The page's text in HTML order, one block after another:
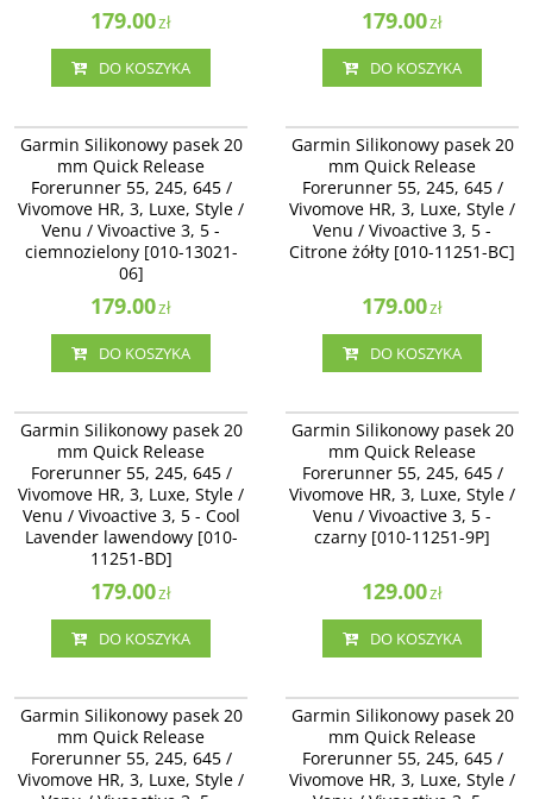
179.00zł
DO KOSZYKA
179.00zł
DO KOSZYKA
Garmin Silikonowy pasek 20 mm
Quick Release Forerunner 55, 245,
645 / Vivomove HR, 3, Luxe, Style /
Venu / Vivoactive 3 - ciemnozielony
[010-13021-06]
Garmin Silikonowy pasek 20
mm Quick Release
Forerunner 55, 245, 645 /
Vivomove HR, 3, Luxe, Style /
Venu / Vivoactive 3, 5 -
ciemnozielony [010-13021-
06]
179.00zł
DO KOSZYKA
Garmin Silikonowy pasek 20 mm
Quick Release Forerunner 55, 245,
645 / Vivomove HR, 3, Luxe, Style /
Venu / Vivoactive 3, 5 - Citrone
żółty [010-11251-BC]
Garmin Silikonowy pasek 20
mm Quick Release
Forerunner 55, 245, 645 /
Vivomove HR, 3, Luxe, Style /
Venu / Vivoactive 3, 5 -
Citrone żółty [010-11251-BC]
179.00zł
DO KOSZYKA
Garmin Silikonowy pasek 20 mm
Quick Release Forerunner 55, 245,
645 / Vivomove HR, 3, Luxe, Style /
Venu / Vivoactive 3, 5 - Cool
Lavender lawendowy [010-11251-
BD]
Garmin Silikonowy pasek 20
mm Quick Release
Forerunner 55, 245, 645 /
Vivomove HR, 3, Luxe, Style /
Venu / Vivoactive 3, 5 - Cool
Lavender lawendowy [010-
11251-BD]
179.00zł
DO KOSZYKA
Garmin Silikonowy pasek 20 mm
Quick Release Forerunner 55, 245,
645 / Vivomove HR, 3, Luxe, Style /
Venu / Vivoactive 3 - czarny [010-
11251-9P]
Garmin Silikonowy pasek 20
mm Quick Release
Forerunner 55, 245, 645 /
Vivomove HR, 3, Luxe, Style /
Venu / Vivoactive 3, 5 -
czarny [010-11251-9P]
129.00zł
DO KOSZYKA
Garmin Silikonowy pasek 20 mm
Quick Release Forerunner 55, 245,
645 / Vivomove HR, 3, Luxe, Style /
Venu / Vivoactive 3, 5 - czarny [010-
11251-BA]
Garmin Silikonowy pasek 20
mm Quick Release
Forerunner 55, 245, 645 /
Vivomove HR, 3, Luxe, Style /
Garmin Silikonowy pasek 20 mm
Quick Release Forerunner 55, 245,
645 / Vivomove HR, 3, Luxe, Style /
Venu / Vivoactive 3, 5 - Czarny
[010-12932-64]
Garmin Silikonowy pasek 20
mm Quick Release
Forerunner 55, 245, 645 /
Vivomove HR, 3, Luxe, Style /